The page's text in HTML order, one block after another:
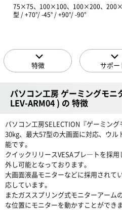
75×75、100×100、100×200、
型 / +70°/ -45° / +90°/ -90°
特徴 サポー
パソコン工房 ゲーミングモ
LEV-ARM04 ) の 特徴
パソコン工房SELECTION『ゲーミン
30kg、最大57型の大画面に対応、ウ
能です。
クイックリリースVESAプレ―トを採
外し可能となっております。
大画面液晶モニターなどに採用されて
応しています。
またガススプリング式モニターアーム
な位置にモニターを動かすことができま